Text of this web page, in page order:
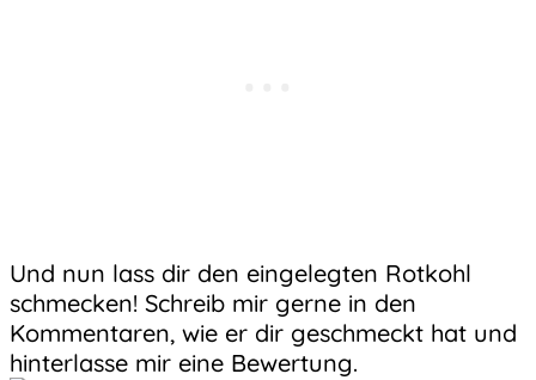
Und nun lass dir den eingelegten Rotkohl
schmecken! Schreib mir gerne in den
Kommentaren, wie er dir geschmeckt hat und
hinterlasse mir eine Bewertung.